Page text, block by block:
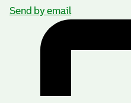
Send by email